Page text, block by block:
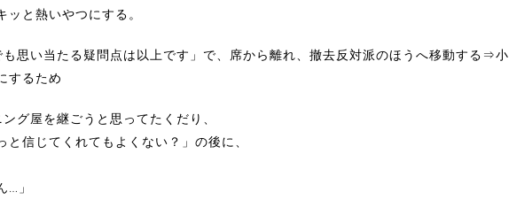
ッと熱いやつにする。
思い当たる疑問点は以上です」で、席から離れ、撤去反対派のほうへ移動する⇒小
するため
グ屋を継ごうと思ってたくだり、
と信じてくれてもよくない？」の後に、
…」